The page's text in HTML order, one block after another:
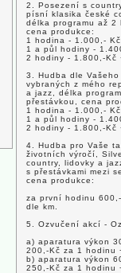
2. Posezení s
písní klasika české
délka programu až
cena produkce:
1 hodina - 1.000,- Kč
1 a půl hodiny -
2 hodiny - 1.800,-Kč
3. Hudba dle
vybraných z mého
a jazz, délka
přestávkou, cena
1 hodina - 1.000,- Kč
1 a půl hodiny -
2 hodiny - 1.800,-Kč
4. Hudba pro Vaše
životních výročí,
country, lidovky a
s přestávkami mezi
cena produkce:
za první hodinu
dle km.
5. Ozvučení akcí -
a) aparatura výkon
200,-Kč za 1 hodinu
b) aparatura výkon
250,-Kč za 1 hodinu